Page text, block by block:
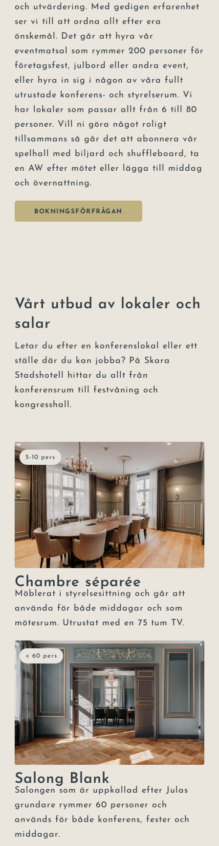
och utvärdering. Med gedigen erfarenhet
ser vi till att ordna allt efter era
önskemål. Det går att hyra vår
eventmatsal som rymmer 200 personer för
företagsfest, julbord eller andra event,
eller hyra in sig i någon av våra fullt
utrustade konferens- och styrelserum. Vi
har lokaler som passar allt från 6 till 80
personer. Vill ni göra något roligt
tillsammans så går det att abonnera vår
spelhall med biljard och shuffleboard, ta
en AW efter mötet eller lägga till middag
och övernattning.
BOKNINGSFÖRFRÅGAN
Vårt utbud av lokaler och
salar
Letar du efter en konferenslokal eller ett
ställe där du kan jobba? På Skara
Stadshotell hittar du allt från
konferensrum till festvåning och
kongresshall.
5-10 pers
Chambre séparée
Möblerat i styrelsesittning och går att
använda för både middagar och som
mötesrum. Utrustat med en 75 tum TV.
< 60 pers
Salong Blank
Salongen som är uppkallad efter Julas
grundare rymmer 60 personer och
används för både konferens, fester och
middagar.